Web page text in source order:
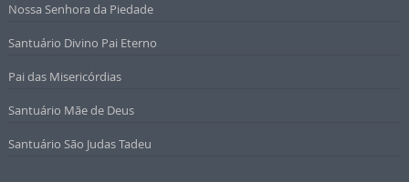
Nossa Senhora da Piedade
Santuário Divino Pai Eterno
Pai das Misericórdias
Santuário Mãe de Deus
Santuário São Judas Tadeu